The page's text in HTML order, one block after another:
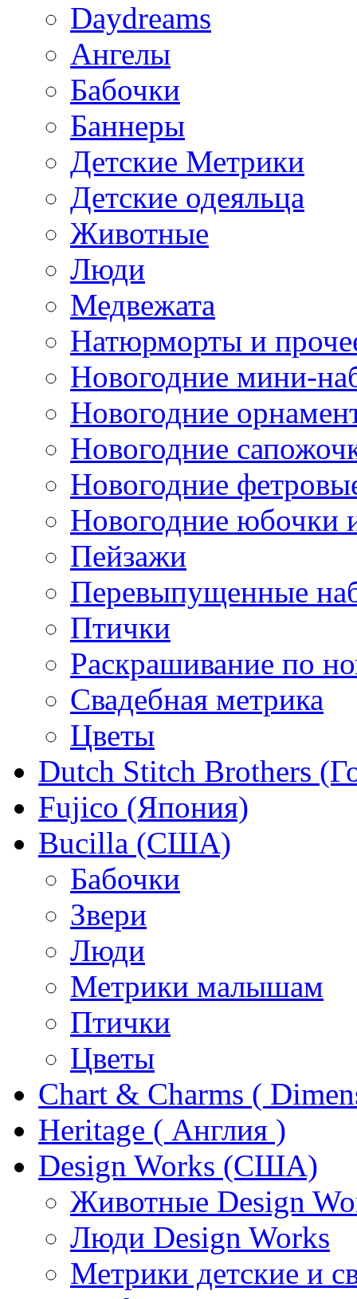
Daydreams
Ангелы
Бабочки
Баннеры
Детские Метрики
Детские одеяльца
Животные
Люди
Медвежата
Натюрморты и
Новогодние мини-
Новогодние
Новогодние
Новогодние
Новогодние юбочки
Пейзажи
Перевыпущенные
Птички
Раскрашивание по
Свадебная метрика
Цветы
Dutch Stitch Brothers
Fujico (Япония)
Bucilla (США)
Бабочки
Звери
Люди
Метрики малышам
Птички
Цветы
Chart & Charms (
Heritage ( Англия )
Design Works (США)
Животные Design
Люди Design Works
Метрики детские и